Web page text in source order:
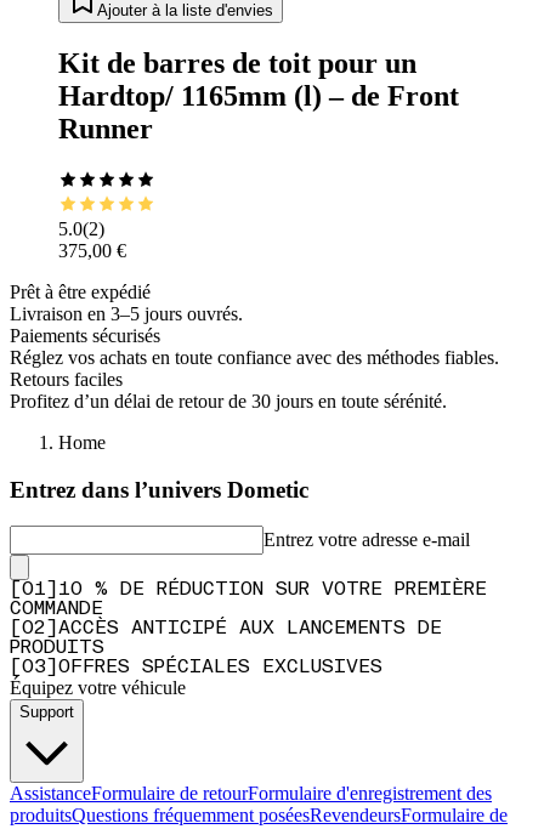
Ajouter à la liste d'envies
Kit de barres de toit pour un
Hardtop/ 1165mm (l) – de Front
Runner
5.0(2)
375,00 €
Prêt à être expédié
Livraison en 3–5 jours ouvrés.
Paiements sécurisés
Réglez vos achats en toute confiance avec des méthodes fiables.
Retours faciles
Profitez d’un délai de retour de 30 jours en toute sérénité.
Home
Entrez dans l’univers Dometic
Entrez votre adresse e-mail
01
10 % DE RÉDUCTION SUR VOTRE PREMIÈRE
COMMANDE
02
ACCÈS ANTICIPÉ AUX LANCEMENTS DE
PRODUITS
03 OFFRES SPÉCIALES EXCLUSIVES
Équipez votre véhicule
Support
AssistanceFormulaire de retourFormulaire d'enregistrement des
produitsQuestions fréquemment poséesRevendeursFormulaire de